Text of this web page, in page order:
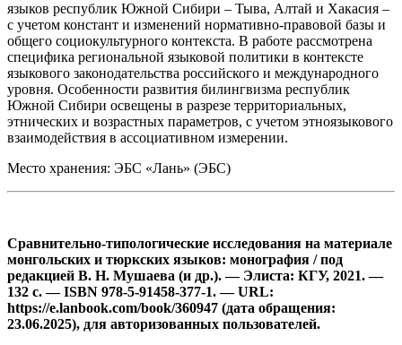
языков республик Южной Сибири – Тыва, Алтай и Хакасия –
с учетом констант и изменений нормативно-правовой базы и
общего социокультурного контекста. В работе рассмотрена
специфика региональной языковой политики в контексте
языкового законодательства российского и международного
уровня. Особенности развития билингвизма республик
Южной Сибири освещены в разрезе территориальных,
этнических и возрастных параметров, с учетом этноязыкового
взаимодействия в ассоциативном измерении.
Место хранения: ЭБС «Лань» (ЭБС)
Сравнительно-типологические исследования на материале
монгольских и тюркских языков: монография / под
редакцией В. Н. Мушаева (и др.). — Элиста: КГУ, 2021. —
132 с. — ISBN 978-5-91458-377-1. — URL:
https://e.lanbook.com/book/360947 (дата обращения:
23.06.2025), для авторизованных пользователей.